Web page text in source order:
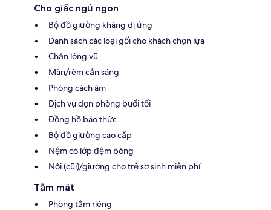
Cho giấc ngủ ngon
Bộ đồ giường kháng dị ứng
Danh sách các loại gối cho khách chọn lựa
Chăn lông vũ
Màn/rèm cản sáng
Phòng cách âm
Dịch vụ dọn phòng buổi tối
Đồng hồ báo thức
Bộ đồ giường cao cấp
Nệm có lớp đệm bông
Nôi (cũi)/giường cho trẻ sơ sinh miễn phí
Tắm mát
Phòng tắm riêng